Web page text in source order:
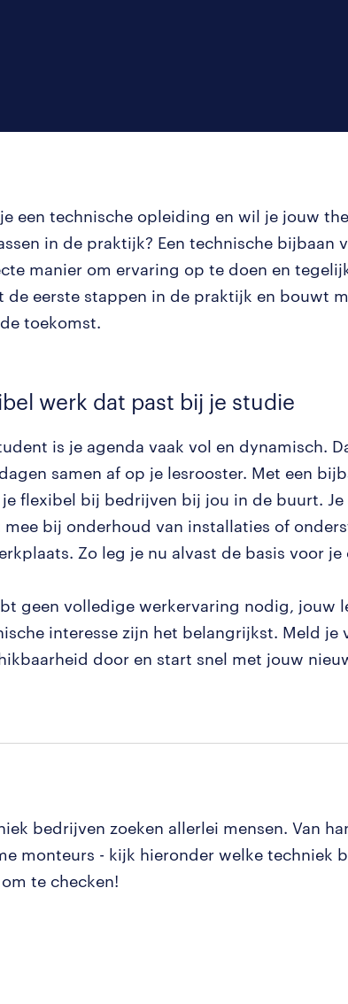
een technische opleiding en wil je jouw
in de praktijk? Een technische bijbaan
manier om ervaring op te doen en
de eerste stappen in de praktijk en bouwt
toekomst.
werk dat past bij je studie
is je agenda vaak vol en dynamisch.
samen af op je lesrooster. Met een
flexibel bij bedrijven bij jou in de buurt. Je
mee bij onderhoud van installaties of
Zo leg je nu alvast de basis voor je
geen volledige werkervaring nodig, jouw
interesse zijn het belangrijkst. Meld je
door en start snel met jouw
bedrijven zoeken allerlei mensen. Van
monteurs - kijk hieronder welke techniek
te checken!